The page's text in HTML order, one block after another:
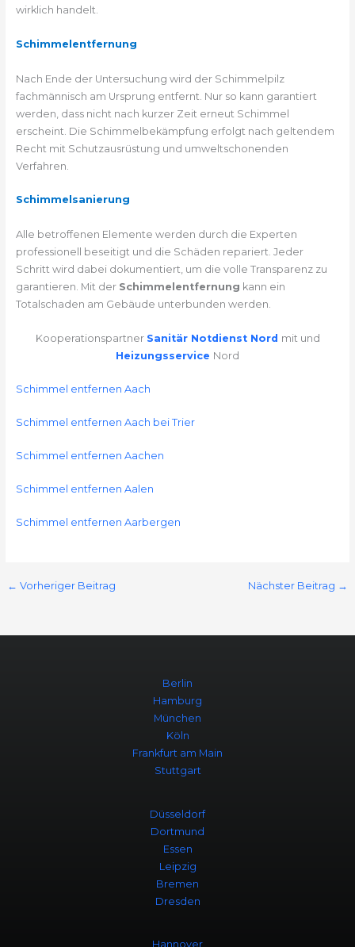
wirklich handelt.
Schimmelentfernung
Nach Ende der Untersuchung wird der Schimmelpilz
fachmännisch am Ursprung entfernt. Nur so kann garantiert
werden, dass nicht nach kurzer Zeit erneut Schimmel
erscheint. Die Schimmelbekämpfung erfolgt nach geltendem
Recht mit Schutzausrüstung und umweltschonenden
Verfahren.
Schimmelsanierung
Alle betroffenen Elemente werden durch die Experten
professionell beseitigt und die Schäden repariert. Jeder
Schritt wird dabei dokumentiert, um die volle Transparenz zu
garantieren. Mit der Schimmelentfernung kann ein
Totalschaden am Gebäude unterbunden werden.
Kooperationspartner Sanitär Notdienst Nord mit und
Heizungsservice Nord
Schimmel entfernen Aach
Schimmel entfernen Aach bei Trier
Schimmel entfernen Aachen
Schimmel entfernen Aalen
Schimmel entfernen Aarbergen
← Vorheriger Beitrag Nächster Beitrag →
Berlin
Hamburg
München
Köln
Frankfurt am Main
Stuttgart
Düsseldorf
Dortmund
Essen
Leipzig
Bremen
Dresden
Hannover